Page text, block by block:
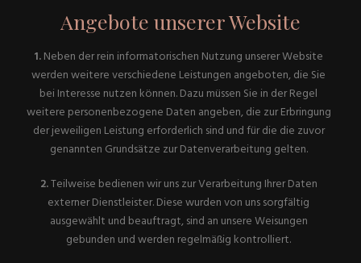
Angebote unserer Website
1.Neben der rein informatorischen Nutzung unserer Website
werden weitere verschiedene Leistungen angeboten, die Sie
bei Interesse nutzen können. Dazu müssen Sie in der Regel
weitere personenbezogene Daten angeben, die zur Erbringung
der jeweiligen Leistung erforderlich sind und für die die zuvor
genannten Grundsätze zur Datenverarbeitung gelten.
2.Teilweise bedienen wir uns zur Verarbeitung Ihrer Daten
externer Dienstleister. Diese wurden von uns sorgfältig
ausgewählt und beauftragt, sind an unsere Weisungen
gebunden und werden regelmäßig kontrolliert.